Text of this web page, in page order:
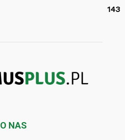
143
O NAS